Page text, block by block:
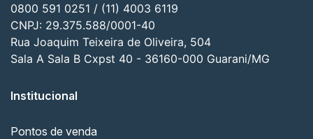
0800 591 0251 / (11) 4003 6119
CNPJ: 29.375.588/0001-40
Rua Joaquim Teixeira de Oliveira, 504
Sala A Sala B Cxpst 40 - 36160-000 Guarani/MG
Institucional
Pontos de venda